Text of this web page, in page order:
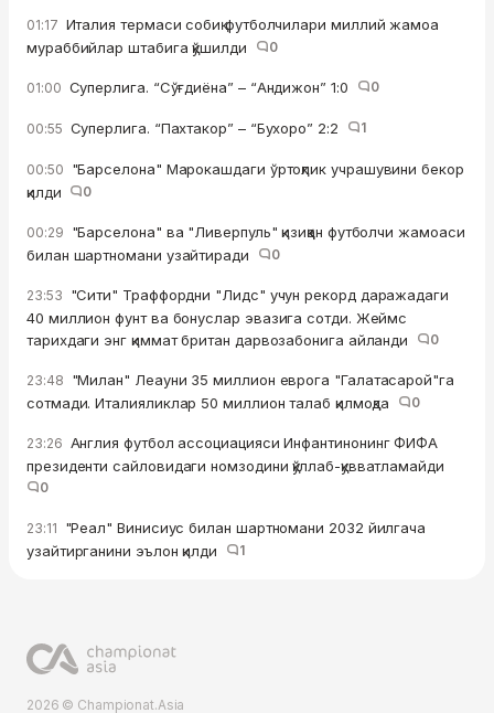
01:17 Италия термаси собиқ футболчилари миллий жамоа
мураббийлар штабига қўшилди
0
01:00 Суперлига. “Сўғдиёна” – “Андижон” 1:0 0
00:55 Суперлига. “Пахтакор” – “Бухоро” 2:2 1
00:50 "Барселона" Марокашдаги ўртоқлик учрашувини бекор
қилди
0
00:29 "Барселона" ва "Ливерпуль" қизиққан футболчи жамоаси
билан шартномани узайтиради
0
23:53 "Сити" Траффордни "Лидс" учун рекорд даражадаги
40 миллион фунт ва бонуслар эвазига сотди. Жеймс
тарихдаги энг қиммат британ дарвозабонига айланди
0
23:48 "Милан" Леауни 35 миллион еврога "Галатасарой"га
сотмади. Италияликлар 50 миллион талаб қилмоқда
0
23:26 Англия футбол ассоциацияси Инфантинонинг ФИФА
президенти сайловидаги номзодини қўллаб-қувватламайди
0
23:11 "Реал" Винисиус билан шартномани 2032 йилгача
узайтирганини эълон қилди
1
2026 © Championat.Asia